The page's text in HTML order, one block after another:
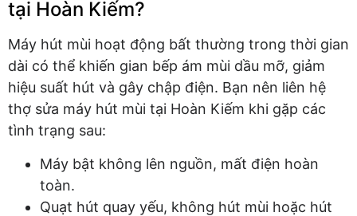
tại Hoàn Kiếm?
Máy hút mùi hoạt động bất thường trong thời gian
dài có thể khiến gian bếp ám mùi dầu mỡ, giảm
hiệu suất hút và gây chập điện. Bạn nên liên hệ
thợ sửa máy hút mùi tại Hoàn Kiếm khi gặp các
tình trạng sau:
Máy bật không lên nguồn, mất điện hoàn
toàn.
Quạt hút quay yếu, không hút mùi hoặc hút